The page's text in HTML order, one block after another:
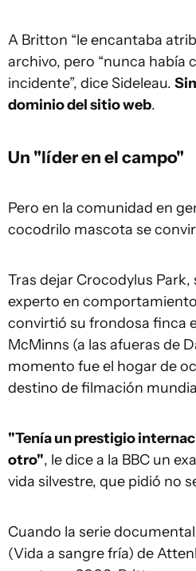
A Britton “le encantaba
archivo, pero “nunca había
incidente”, dice Sideleau.
dominio del sitio web.
Un "líder en el campo"
Pero en la comunidad en
cocodrilo mascota se
Tras dejar Crocodylus
experto en
convirtió su frondosa finca
McMinns (a las afueras de
momento fue el hogar de
destino de filmación
"Tenía un prestigio
otro", le dice a la BBC un
vida silvestre, que pidió no
Cuando la serie documental
(Vida a sangre fría) de